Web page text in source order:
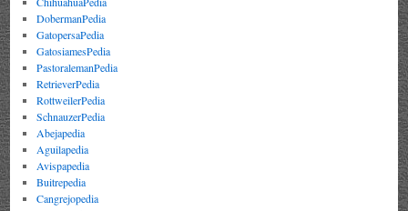
DobermanPedia
GatopersaPedia
GatosiamesPedia
PastoralemanPedia
RetrieverPedia
RottweilerPedia
SchnauzerPedia
Abejapedia
Aguilapedia
Avispapedia
Buitrepedia
Cangrejopedia